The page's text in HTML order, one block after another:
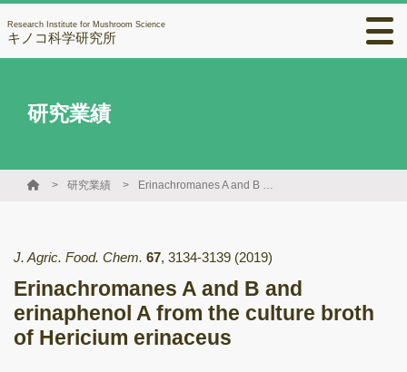
Research Institute for Mushroom Science
キノコ科学研究所
研究業績
研究業績 Erinachromanes A and B and erinaphenol A from the culture broth of Hericium erinaceus
J. Agric. Food. Chem. 67, 3134-3139 (2019)
Erinachromanes A and B and
erinaphenol A from the culture broth
of Hericium erinaceus